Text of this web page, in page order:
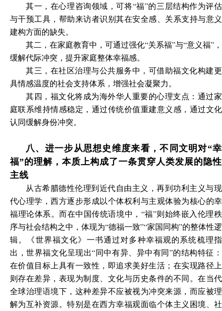
其一，在心理咨询领域，可将“福”的三层结构作为评估
与干预工具，帮助来访者识别其在安全感、关系支持与意义
建构方面的缺失。
其二，在家庭教育中，可通过强化“关系福”与“意义福”，
缓解代际冲突，提升家庭整体幸福感。
其三，在社区治理与公共服务中，可借助福文化构建更
具情感温度的社会支持体系，增强社会凝聚力。
其四，福文化将成为海外华人重要的心理支点：通过家
庭联系维持情感稳定，通过传统价值重建意义感，通过文化
认同缓解身份冲突。
八、进一步从思想史维度来看，不同文明对“幸
福”的理解，本质上构成了一条贯穿人类发展的隐性
主线
从古希腊德性伦理到近代自由主义，再到功利主义与现
代心理学，西方逐步形成以个体权利与主观体验为核心的幸
福理论体系。而在中国传统语境中，“福”则始终嵌入伦理秩
序与社会结构之中，体现为“德福一致”“家国同构”的整体性逻
辑。《世界福文化》一书通过对多种幸福观的系统梳理指
出，世界福文化呈现出“同中有异、异中有同”的结构特征：
在价值目标上具有一致性，即追求美好生活；在实现路径上
则存在差异，表现为制度、文化与历史条件的不同。在当代
全球治理语境下，这种差异不应被视为冲突来源，而应被理
解为互补资源。特别是在西方幸福观面临个体主义困境、社